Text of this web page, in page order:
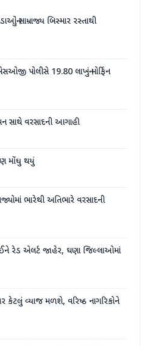
સામ્રાજ્ય બિસ્માર રસ્તાથી
પોલીસે 19.80 લાખનું મોર્ફિન
સાથે વરસાદની આગાહી
પણ મોંઘુ થયું
ભારેથી અતિભારે વરસાદની
રેડ એલર્ટ જાહેર, ઘણા જિલ્લાઓમાં
કેટલું વ્યાજ મળશે, વરિષ્ઠ નાગરિકોને